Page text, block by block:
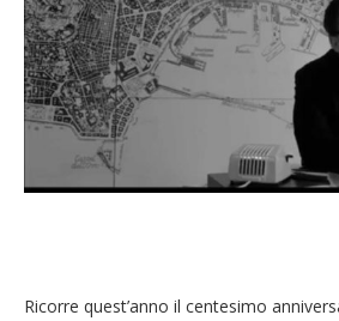
Ricorre quest’anno il centesimo